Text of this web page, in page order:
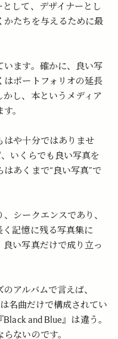
して、デザイナーとし
かたちを与えるために最
ます。確かに、良い写
ポートフォリオの延長
し、本というメディア
。
はや十分ではありませ
いくらでも良い写真を
あくまで“良い写真”で
シークエンスであり、
記憶に残る写真集に
い写真だけで成り立っ
アルバムで言えば、
名曲だけで構成されてい
and Blue』は違う。
ないのです。